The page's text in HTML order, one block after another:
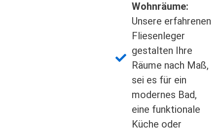
Wohnräume:
Unsere erfahrenen
Fliesenleger
gestalten Ihre
Räume nach Maß,
sei es für ein
modernes Bad,
eine funktionale
Küche oder